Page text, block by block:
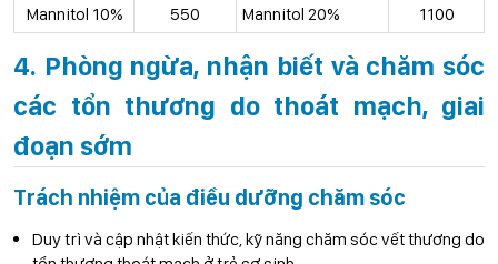
Mannitol 10% 550 Mannitol 20% 1100
4. Phòng ngừa, nhận biết và chăm sóc
các tổn thương do thoát mạch, giai
đoạn sớm
Trách nhiệm của điều dưỡng chăm sóc
Duy trì và cập nhật kiến thức, kỹ năng chăm sóc vết thương do